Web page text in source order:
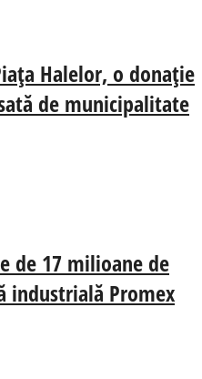
Halelor, o donație
de municipalitate
de 17 milioane de
industrială Promex